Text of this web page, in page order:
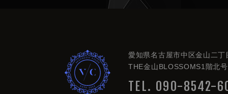
very clue
愛知県名古屋市中区金山二丁
THE金山BLOSSOMS1階北号
TEL. 090-8542-